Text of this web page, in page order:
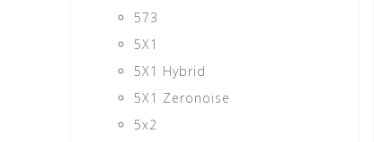
573
5X1
5X1 Hybrid
5X1 Zeronoise
5x2